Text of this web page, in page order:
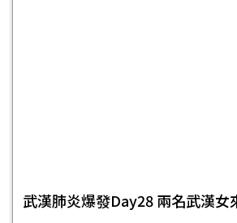
武漢肺炎爆發Day28 兩名武漢女